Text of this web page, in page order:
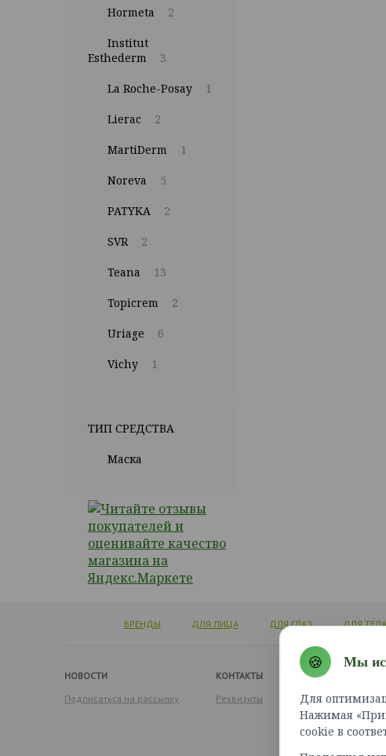
Hormeta 2
Institut
Esthederm
3
La Roche-Posay 1
Lierac 2
MartiDerm 1
Noreva 5
PATYKA 2
SVR 2
Teana 13
Topicrem 2
Uriage 6
Vichy 1
ТИП СРЕДСТВА
Маска
БРЕНДЫ ДЛЯ ЛИЦА ДЛЯ ГЛАЗ ДЛЯ ТЕЛА
НОВОСТИ
Подписаться на рассылку
КОНТАКТЫ
Реквизиты
🍪 Мы
Для
Нажимая
cookie в